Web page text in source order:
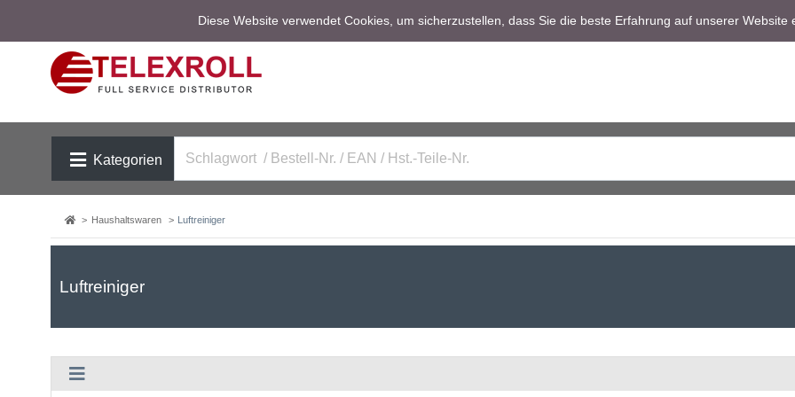
Kategorien
Haushaltswaren Luftreiniger
Luftreiniger
Diese Website verwendet Cookies, um sicherzustellen, dass Sie die beste Erfahrung auf unserer Website